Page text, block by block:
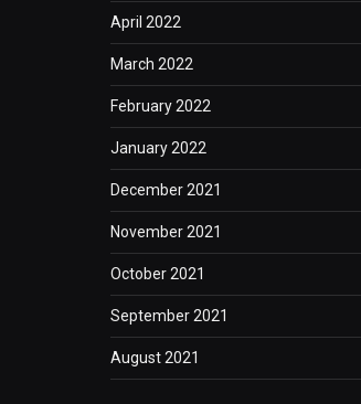
April 2022
March 2022
February 2022
January 2022
December 2021
November 2021
October 2021
September 2021
August 2021